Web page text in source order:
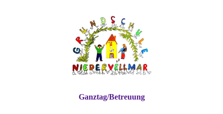
Ganztag/Betreuung